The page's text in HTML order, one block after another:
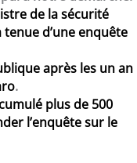
de la sécurité
d’une enquête
après les un an
.
plus de 500
l’enquête sur le